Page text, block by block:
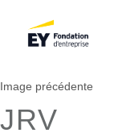
Image précédente
JRV